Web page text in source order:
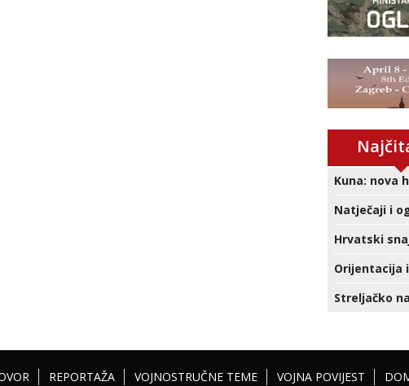
Kuna: nova
Natječaji i
Hrvatski
Orijentacija
Streljačko
REPORTAŽA VOJNOSTRUČNE TEME VOJNA POVIJEST